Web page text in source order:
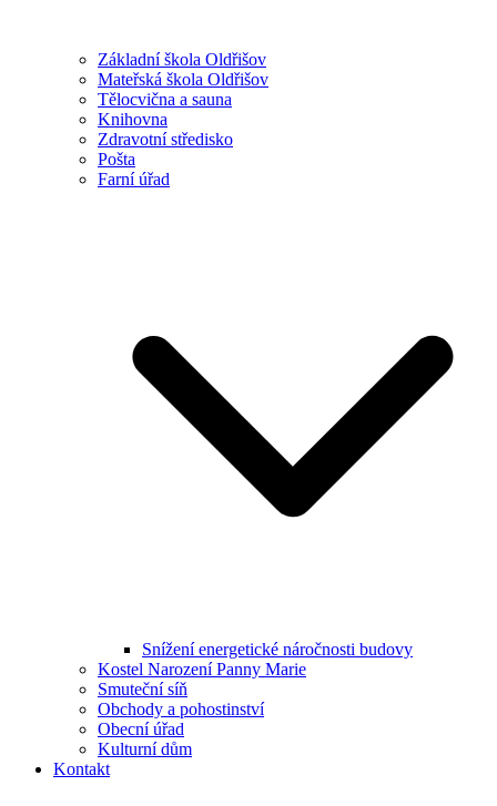
Základní škola Oldřišov
Mateřská škola Oldřišov
Tělocvična a sauna
Knihovna
Zdravotní středisko
Pošta
Farní úřad
Snížení energetické náročnosti budovy
Kostel Narození Panny Marie
Smuteční síň
Obchody a pohostinství
Obecní úřad
Kulturní dům
Kontakt